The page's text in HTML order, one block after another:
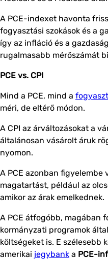
A PCE-indexet havonta
fogyasztási szokások és a
így az infláció és a
rugalmasabb mérőszámát
PCE vs. CPI
Mind a PCE, mind a
méri, de eltérő módon.
A CPI az árváltozásokat a
általánosan vásárolt áruk
nyomon.
A PCE azonban figyelembe
magatartást, például az
amikor az árak emelkednek.
A PCE átfogóbb, magában
kormányzati programok
költségeket is. E szélesebb
amerikai jegybank a PCE-